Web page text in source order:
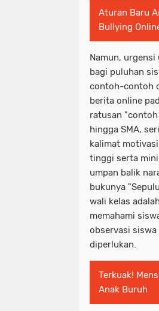
Aturan Baru
Bullying
Namun,
bagi puluhan
contoh-contoh
berita online
ratusan
hingga SMA,
kalimat
tinggi serta
umpan balik
bukunya
wali kelas
memahami
observasi siswa
diperlukan.
Terkuak!
Anak Buruh